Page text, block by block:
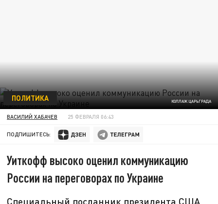
КОЛЛАЖ ЦАРЬГРАДА
ПОЛИТИКА
ВАСИЛИЙ ХАБАЧЕВ 25 ФЕВРАЛЯ 06:43
ПОДПИШИТЕСЬ:
Уиткофф высоко оценил коммуникацию
России на переговорах по Украине
Специальный посланник президента США